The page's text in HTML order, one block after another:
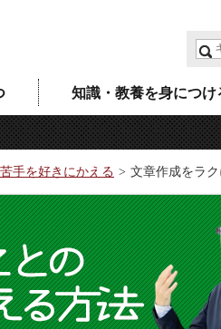
知識・教養を身につけ
手を好きにかえる 文章作成をラ